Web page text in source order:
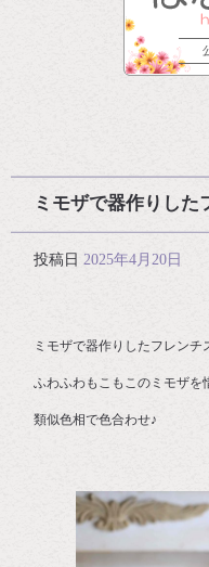
ミモザで器作りした
投稿日 2025年4月20日
ミモザで器作りしたフレンチ
ふわふわもこもこのミモザを
類似色相で色合わせ♪